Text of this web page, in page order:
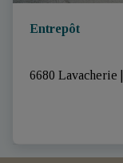
Entrepôt
6680 Lavacherie